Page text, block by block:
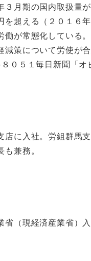
月期の国内取扱量
超える（２０１６
が常態化している
策について労使が合
０５１毎日新聞「オ
に入社。労組群馬
兼務。
（現経済産業省）